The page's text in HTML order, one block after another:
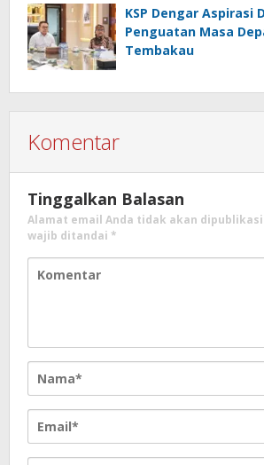
KSP Dengar Aspirasi
Penguatan Masa
Tembakau
Komentar
Tinggalkan Balasan
Alamat email Anda tidak akan
wajib ditandai *